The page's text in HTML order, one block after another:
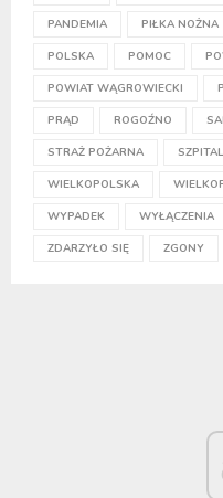
PANDEMIA PIŁKA NOŻNA
POLSKA POMOC
POWIAT WĄGROWIECKI
PRĄD ROGOŹNO
STRAŻ POŻARNA SZPITAL
WIELKOPOLSKA
WYPADEK WYŁĄCZENIA
ZDARZYŁO SIĘ ZGONY